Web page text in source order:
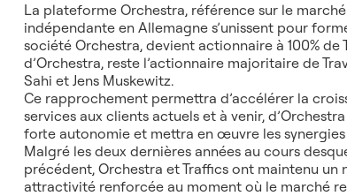
La plateforme Orchestra, référence sur le
indépendante en Allemagne s’unissent pour
société Orchestra, devient actionnaire à 100%
d’Orchestra, reste l’actionnaire majoritaire de
Sahi et Jens Muskewitz.
Ce rapprochement permettra d’accélérer la
services aux clients actuels et à venir,
forte autonomie et mettra en œuvre les
Malgré les deux dernières années au cours
précédent, Orchestra et Traffics ont maintenu
attractivité renforcée au moment où le marché